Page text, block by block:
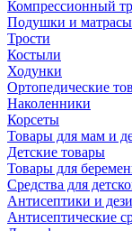
Компрессионный
Подушки и матрасы
Трости
Костыли
Ходунки
Ортопедические
Наколенники
Корсеты
Товары для мам и
Детские товары
Товары для
Средства для
Антисептики и
Антисептические